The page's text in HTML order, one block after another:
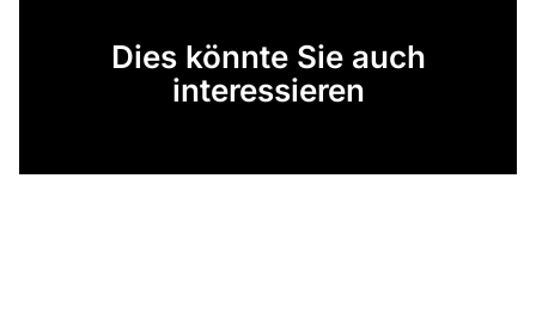
Dies könnte Sie auch
interessieren